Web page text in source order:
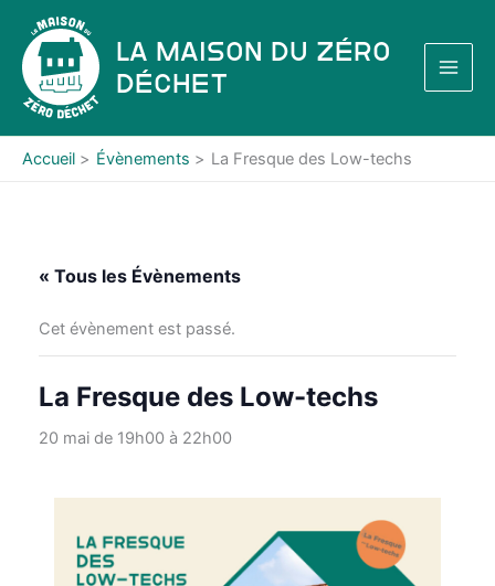
contenu
La Maison du Zéro
Déchet
Accueil Évènements La Fresque des Low-techs
« Tous les Évènements
Cet évènement est passé.
La Fresque des Low-techs
20 mai de 19h00à 22h00